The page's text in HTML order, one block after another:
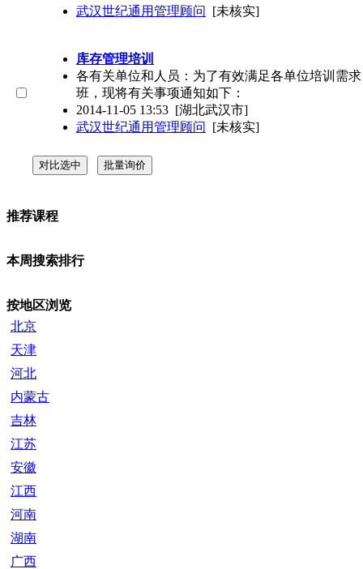
武汉世纪通用管理顾问
[未核实]
库存管理培训
各有关单位和人员：为了有效满足各单位培训需
班，现将有关事项通知如下：
2014-11-05 13:53 [湖北武汉市]
武汉世纪通用管理顾问
[未核实]
推荐课程
本周搜索排行
按地区浏览
北京
天津
河北
内蒙古
吉林
江苏
安徽
江西
河南
湖南
广西